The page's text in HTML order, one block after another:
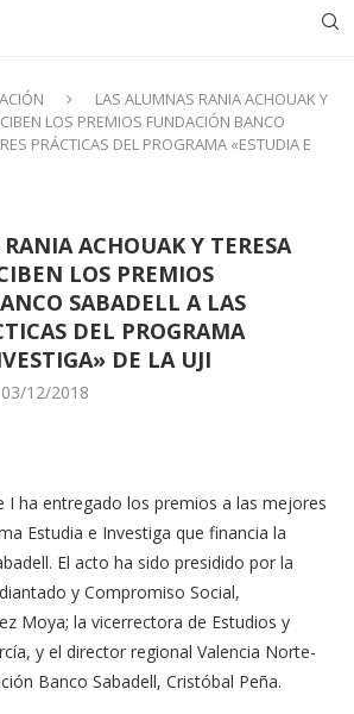
LAS ALUMNAS RANIA ACHOUAK Y
LOS PREMIOS FUNDACIÓN BANCO
PRÁCTICAS DEL PROGRAMA «ESTUDIA E
ACHOUAK Y TERESA
LOS PREMIOS
SABADELL A LAS
DEL PROGRAMA
DE LA UJI
03/12/2018
I ha entregado los premios a las mejores
Estudia e Investiga que financia la
El acto ha sido presidido por la
y Compromiso Social,
Moya; la vicerrectora de Estudios y
y el director regional Valencia Norte-
Banco Sabadell, Cristóbal Peña.